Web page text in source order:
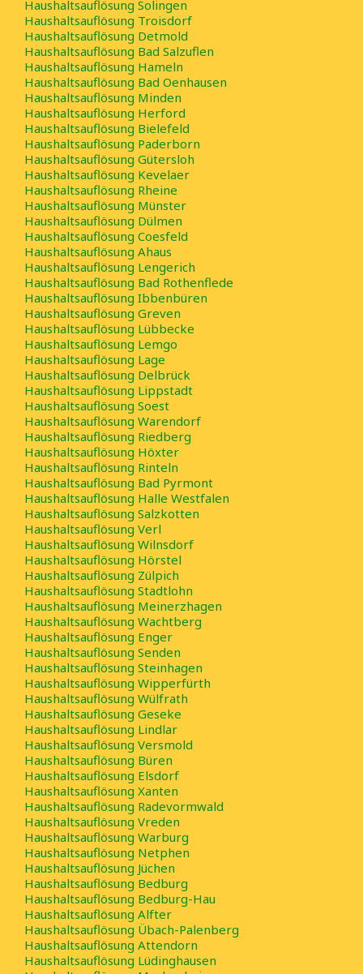
Haushaltsauflösung Solingen
Haushaltsauflösung Troisdorf
Haushaltsauflösung Detmold
Haushaltsauflösung Bad Salzuflen
Haushaltsauflösung Hameln
Haushaltsauflösung Bad Oenhausen
Haushaltsauflösung Minden
Haushaltsauflösung Herford
Haushaltsauflösung Bielefeld
Haushaltsauflösung Paderborn
Haushaltsauflösung Gütersloh
Haushaltsauflösung Kevelaer
Haushaltsauflösung Rheine
Haushaltsauflösung Münster
Haushaltsauflösung Dülmen
Haushaltsauflösung Coesfeld
Haushaltsauflösung Ahaus
Haushaltsauflösung Lengerich
Haushaltsauflösung Bad Rothenflede
Haushaltsauflösung Ibbenbüren
Haushaltsauflösung Greven
Haushaltsauflösung Lübbecke
Haushaltsauflösung Lemgo
Haushaltsauflösung Lage
Haushaltsauflösung Delbrück
Haushaltsauflösung Lippstadt
Haushaltsauflösung Soest
Haushaltsauflösung Warendorf
Haushaltsauflösung Riedberg
Haushaltsauflösung Höxter
Haushaltsauflösung Rinteln
Haushaltsauflösung Bad Pyrmont
Haushaltsauflösung Halle Westfalen
Haushaltsauflösung Salzkotten
Haushaltsauflösung Verl
Haushaltsauflösung Wilnsdorf
Haushaltsauflösung Hörstel
Haushaltsauflösung Zülpich
Haushaltsauflösung Stadtlohn
Haushaltsauflösung Meinerzhagen
Haushaltsauflösung Wachtberg
Haushaltsauflösung Enger
Haushaltsauflösung Senden
Haushaltsauflösung Steinhagen
Haushaltsauflösung Wipperfürth
Haushaltsauflösung Wülfrath
Haushaltsauflösung Geseke
Haushaltsauflösung Lindlar
Haushaltsauflösung Versmold
Haushaltsauflösung Büren
Haushaltsauflösung Elsdorf
Haushaltsauflösung Xanten
Haushaltsauflösung Radevormwald
Haushaltsauflösung Vreden
Haushaltsauflösung Warburg
Haushaltsauflösung Netphen
Haushaltsauflösung Jüchen
Haushaltsauflösung Bedburg
Haushaltsauflösung Bedburg-Hau
Haushaltsauflösung Alfter
Haushaltsauflösung Übach-Palenberg
Haushaltsauflösung Attendorn
Haushaltsauflösung Lüdinghausen